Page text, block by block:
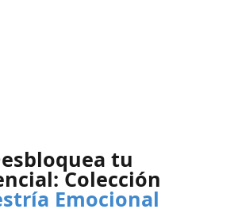
tu
Colección
Emocional